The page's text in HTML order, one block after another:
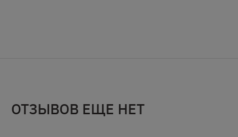
ОТЗЫВОВ ЕЩЕ НЕТ